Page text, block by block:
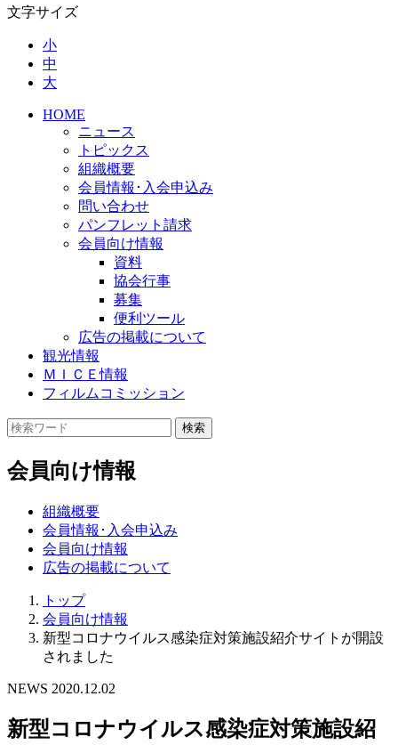
文字サイズ
小
中
大
HOME
ニュース
トピックス
組織概要
会員情報･入会申込み
問い合わせ
パンフレット請求
会員向け情報
資料
協会行事
募集
便利ツール
広告の掲載について
観光情報
ＭＩＣＥ情報
フィルムコミッション
会員向け情報
組織概要
会員情報･入会申込み
会員向け情報
広告の掲載について
トップ
会員向け情報
新型コロナウイルス感染症対策施設紹介サイトが開設
されました
NEWS 2020.12.02
新型コロナウイルス感染症対策施設紹